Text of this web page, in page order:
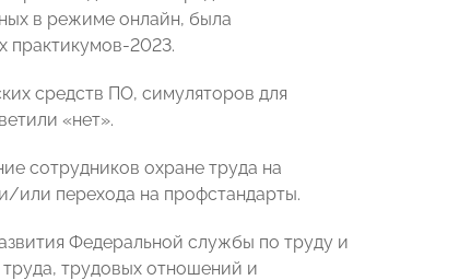
в режиме онлайн, была
практикумов-2023.
средств ПО, симуляторов для
«нет».
сотрудников охране труда на
или перехода на профстандарты.
Федеральной службы по труду и
трудовых отношений и